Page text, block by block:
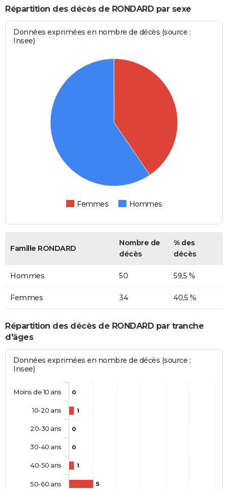
Répartition des décès de RONDARD par sexe
Données exprimées en nombre de décès (source :
Insee)
Femmes Hommes
Famille RONDARD
Nombre de
décès
% des
décès
Hommes 50 59,5 %
Femmes 34 40,5 %
Répartition des décès de RONDARD par tranche
d'âges
Données exprimées en nombre de décès (source :
Insee)
0
1
0
0
1
5
Moins de 10 ans
10-20 ans
20-30 ans
30-40 ans
40-50 ans
50-60 ans